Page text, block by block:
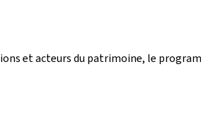
et acteurs du patrimoine, le